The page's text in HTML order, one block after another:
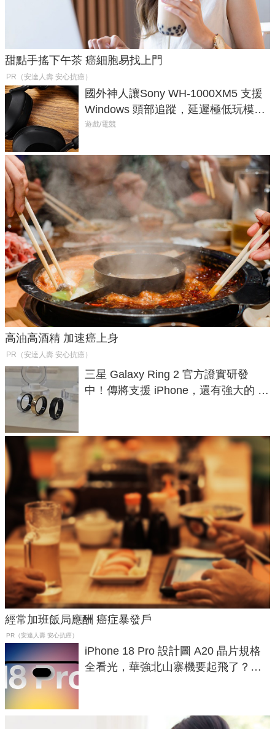
甜點手搖下午茶 癌細胞易找上門
PR（安達人壽 安心抗癌）
國外神人讓Sony WH-1000XM5 支援
Windows 頭部追蹤，延遲極低玩模擬
飛行超有感
遊戲/電競
高油高酒精 加速癌上身
PR（安達人壽 安心抗癌）
三星 Galaxy Ring 2 官方證實研發
中！傳將支援 iPhone，還有強大的 AI
經常加班飯局應酬 癌症暴發戶
PR（安達人壽 安心抗癌）
iPhone 18 Pro 設計圖 A20 晶片規格
全看光，華強北山寨機要起飛了？專